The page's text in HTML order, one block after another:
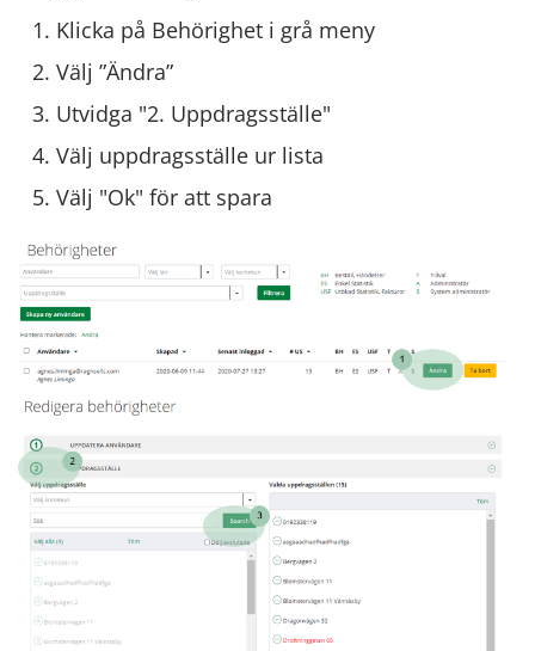
Klicka på Behörighet i grå meny
Välj ”Ändra”
Utvidga "2. Uppdragsställe"
Välj uppdragsställe ur lista
Välj "Ok" för att spara